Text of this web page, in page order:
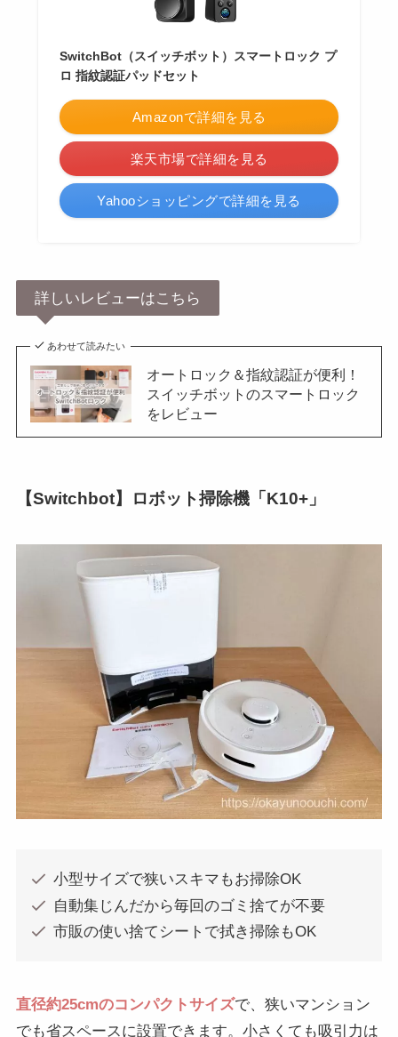
SwitchBot（スイッチボット）スマートロック プ
ロ 指紋認証パッドセット
Amazonで詳細を見る
楽天市場で詳細を見る
Yahooショッピングで詳細を見る
詳しいレビューはこちら
あわせて読みたい
オートロック＆指紋認証が便利！
スイッチボットのスマートロック
をレビュー
【Switchbot】ロボット掃除機「K10+」
小型サイズで狭いスキマもお掃除OK
自動集じんだから毎回のゴミ捨てが不要
市販の使い捨てシートで拭き掃除もOK
直径約25cmのコンパクトサイズで、狭いマンション
でも省スペースに設置できます。小さくても吸引力は